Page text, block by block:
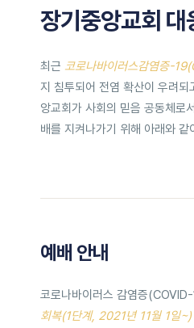
장기중앙교회 대
최근 코로나바이러스감염증-
지 침투되어 전염 확산이 우려
앙교회가 사회의 믿음 공동체로
배를 지켜나가기 위해 아래와 같
예배 안내
코로나바이러스 감염증
회복(1단계, 2021년 11월 1일~)